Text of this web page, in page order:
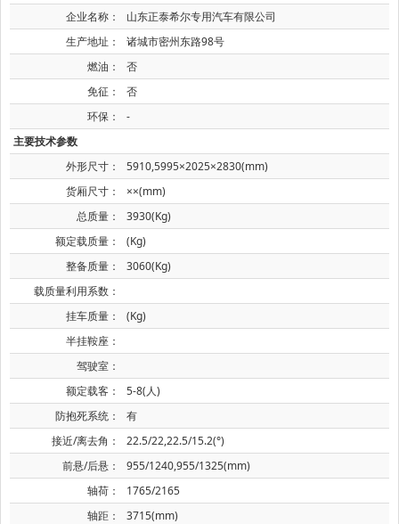
企业名称：
山东正泰希尔专用汽车有限公司
生产地址：
诸城市密州东路98号
燃油：
否
免征：
否
环保：
-
主要技术参数
外形尺寸：
5910,5995×2025×2830(mm)
货厢尺寸：
××(mm)
总质量：
3930(Kg)
额定载质量：
(Kg)
整备质量：
3060(Kg)
载质量利用系数：
挂车质量：
(Kg)
半挂鞍座：
驾驶室：
额定载客：
5-8(人)
防抱死系统：
有
接近/离去角：
22.5/22,22.5/15.2(°)
前悬/后悬：
955/1240,955/1325(mm)
轴荷：
1765/2165
轴距：
3715(mm)